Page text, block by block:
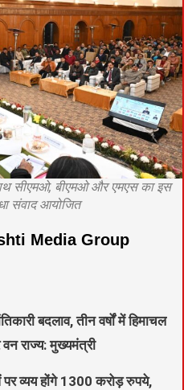
सीएमओ, बीएमओ और एमएस का इस
संवाद आयोजित
Media Group
बदलाव, तीन वर्षों में हिमाचल
राज्य: मुख्यमंत्री
व्यय होंगे 1300 करोड़ रुपये,